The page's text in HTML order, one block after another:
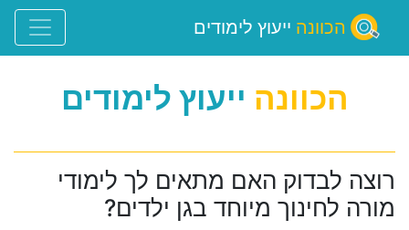
הכוונה ייעוץ לימודים
הכוונה ייעוץ לימודים
רוצה לבדוק האם מתאים לך לימודי
מורה לחינוך מיוחד בגן ילדים?